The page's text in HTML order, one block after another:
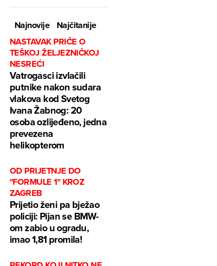
Najnovije
Najčitanije
NASTAVAK PRIČE O
TEŠKOJ ŽELJEZNIČKOJ
NESREĆI
Vatrogasci izvlačili
putnike nakon sudara
vlakova kod Svetog
Ivana Žabnog: 20
osoba ozlijeđeno, jedna
prevezena
helikopterom
OD PRIJETNJE DO
"FORMULE 1" KROZ
ZAGREB
Prijetio ženi pa bježao
policiji: Pijan se BMW-
om zabio u ogradu,
imao 1,81 promila!